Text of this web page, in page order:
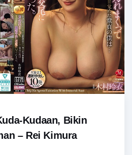
Kudaan, Bikin
– Rei Kimura